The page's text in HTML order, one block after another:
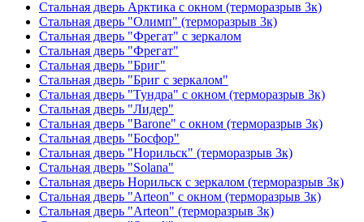
Стальная дверь Арктика с окном (терморазрыв 3к)
Стальная дверь "Олимп" (терморазрыв 3к)
Стальная дверь "Фрегат" с зеркалом
Стальная дверь "Фрегат"
Стальная дверь "Бриг"
Стальная дверь "Бриг с зеркалом"
Стальная дверь "Тундра" с окном (терморазрыв 3к)
Стальная дверь "Лидер"
Стальная дверь "Barone" с окном (терморазрыв 3к)
Стальная дверь "Босфор"
Стальная дверь "Норильск" (терморазрыв 3к)
Стальная дверь "Solana"
Стальная дверь Норильск с зеркалом (терморазрыв 3к)
Стальная дверь "Arteon" с окном (терморазрыв 3к)
Стальная дверь "Arteon" (терморазрыв 3к)